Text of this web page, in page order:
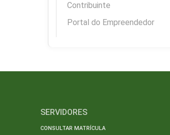
Contribuinte
Portal do Empreendedor
SERVIDORES
CONSULTAR MATRÍCULA